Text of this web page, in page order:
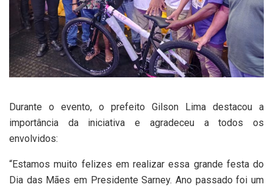
Durante o evento, o prefeito Gilson Lima destacou a
importância da iniciativa e agradeceu a todos os
envolvidos:
“Estamos muito felizes em realizar essa grande festa do
Dia das Mães em Presidente Sarney. Ano passado foi um